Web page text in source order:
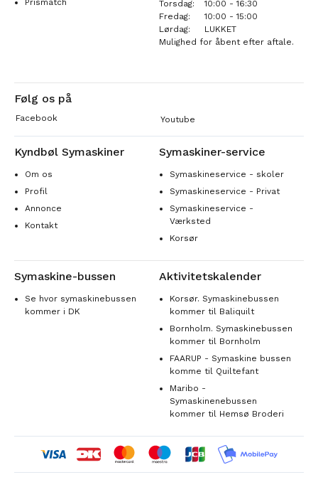
Prismatch
Torsdag:
10:00 - 16:30
Fredag:
10:00 - 15:00
Lørdag:
LUKKET
Mulighed for åbent efter aftale.
Følg os på
Facebook Youtube
Kyndbøl Symaskiner
Om os
Profil
Annonce
Kontakt
Symaskiner-service
Symaskineservice - skoler
Symaskineservice - Privat
Symaskineservice -
Værksted
Korsør
Symaskine-bussen
Se hvor symaskinebussen
kommer i DK
Aktivitetskalender
Korsør. Symaskinebussen
kommer til Baliquilt
Bornholm. Symaskinebussen
kommer til Bornholm
FAARUP - Symaskine bussen
komme til Quiltefant
Maribo -
Symaskinenebussen
kommer til Hemsø Broderi